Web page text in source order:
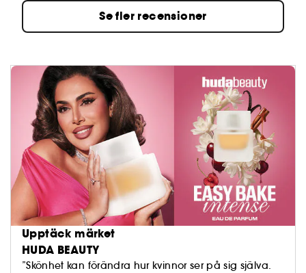
Se fler recensioner
Upptäck märket
HUDA BEAUTY
”Skönhet kan förändra hur kvinnor ser på sig själva.